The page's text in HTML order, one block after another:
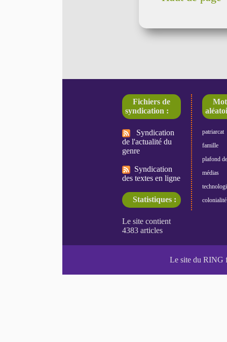
Fichiers de
syndication :
Syndication
de l'actualité du
genre
Syndication
des textes en ligne
Statistiques :
patriarcat
famille
plafond
médias
colonialité
Le site du RING